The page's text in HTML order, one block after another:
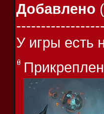
Добавлено
У игры есть